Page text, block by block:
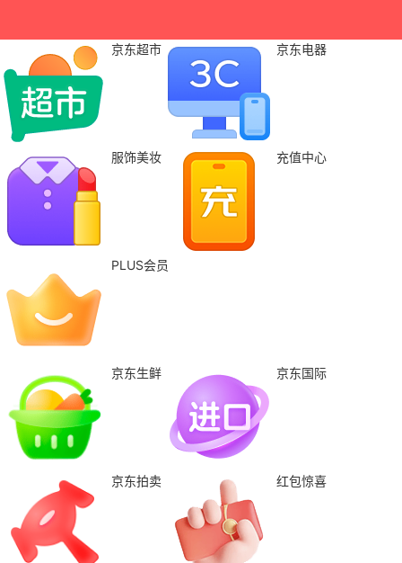
京东超市 京东电器
服饰美妆 充值中心
PLUS会员
京东生鲜 京东国际
京东拍卖 红包惊喜